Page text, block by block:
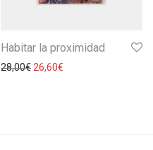
Habitar la proximidad
28,00€26,60€